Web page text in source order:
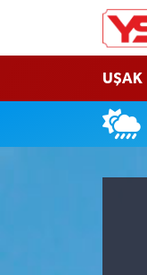
UŞAK
Hava Durumu